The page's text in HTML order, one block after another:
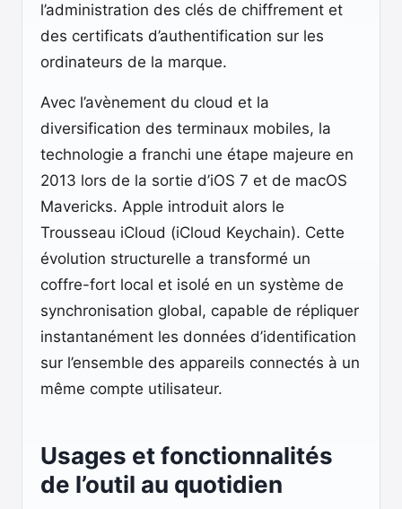
l’administration des clés de chiffrement et
des certificats d’authentification sur les
ordinateurs de la marque.
Avec l’avènement du cloud et la
diversification des terminaux mobiles, la
technologie a franchi une étape majeure en
2013 lors de la sortie d’iOS 7 et de macOS
Mavericks. Apple introduit alors le
Trousseau iCloud (iCloud Keychain). Cette
évolution structurelle a transformé un
coffre-fort local et isolé en un système de
synchronisation global, capable de répliquer
instantanément les données d’identification
sur l’ensemble des appareils connectés à un
même compte utilisateur.
Usages et fonctionnalités
de l’outil au quotidien